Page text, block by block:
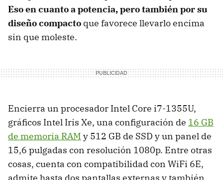
Eso en cuanto a potencia, pero también por su
diseño compacto que favorece llevarlo encima
sin que moleste.
Encierra un procesador Intel Core i7-1355U,
gráficos Intel Iris Xe, una configuración de 16 GB
de memoria RAM y 512 GB de SSD y un panel de
15,6 pulgadas con resolución 1080p. Entre otras
cosas, cuenta con compatibilidad con WiFi 6E,
admite hasta dos pantallas externas y también